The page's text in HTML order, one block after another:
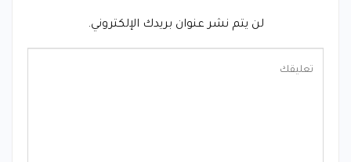
لن يتم نشر عنوان بريدك الإلكتروني.